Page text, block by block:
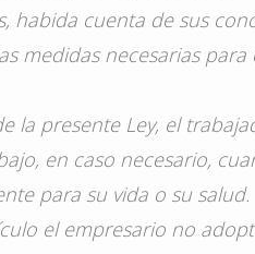
habida cuenta de sus
medidas necesarias para
la presente Ley, el
en caso necesario,
para su vida o su salud.
el empresario no